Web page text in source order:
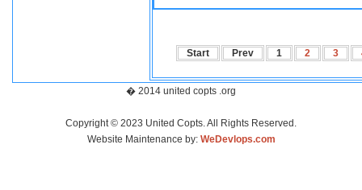
Start Prev 1 2 3
� 2014 united copts .org
Copyright © 2023 United Copts. All Rights Reserved.
Website Maintenance by: WeDevlops.com